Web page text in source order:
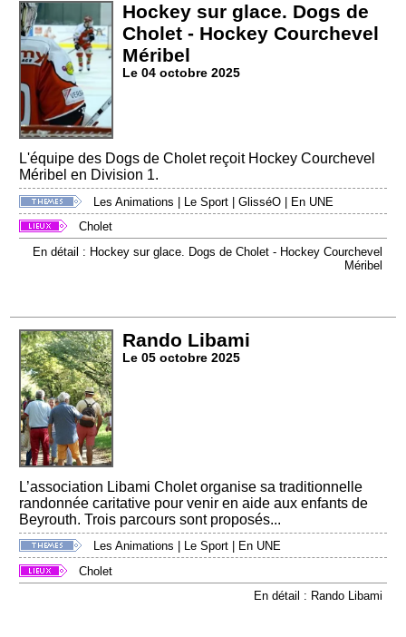
Hockey sur glace. Dogs de
Cholet - Hockey Courchevel
Méribel
Le 04 octobre 2025
L'équipe des Dogs de Cholet reçoit Hockey Courchevel
Méribel en Division 1.
Les Animations | Le Sport |GlisséO | En UNE
Cholet
En détail : Hockey sur glace. Dogs de Cholet - Hockey Courchevel
Méribel
Rando Libami
Le 05 octobre 2025
L’association Libami Cholet organise sa traditionnelle
randonnée caritative pour venir en aide aux enfants de
Beyrouth. Trois parcours sont proposés...
Les Animations Le Sport
En UNE
Cholet
En détail : Rando Libami